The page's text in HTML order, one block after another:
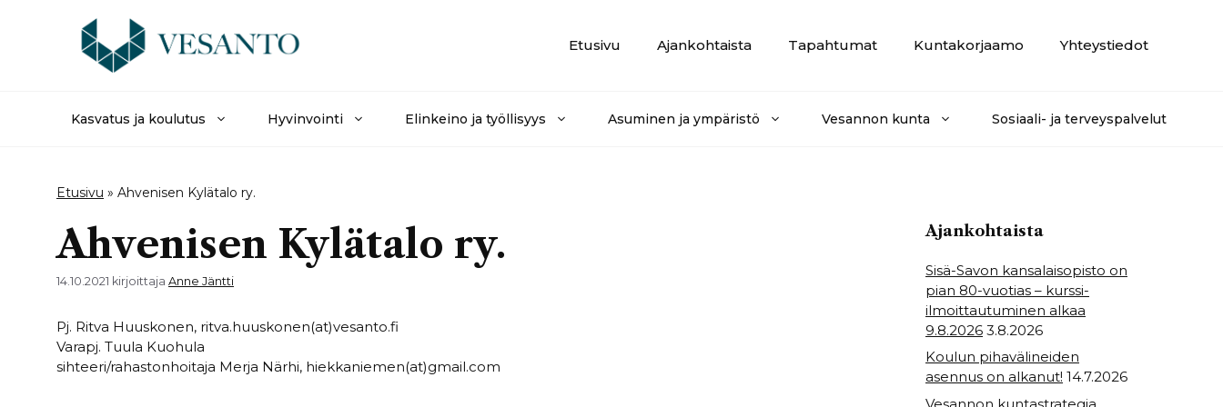
Etusivu
Ajankohtaista Tapahtumat Kuntakorjaamo Yhteystiedot
Kasvatus ja koulutus Hyvinvointi Elinkeino ja työllisyys Asuminen ja ympäristö Vesannon kunta Sosiaali- ja terveyspalvelut
Etusivu » Ahvenisen Kylätalo ry.
Ahvenisen Kylätalo ry.
14.10.2021 kirjoittaja Anne Jäntti
Pj. Ritva Huuskonen, ritva.huuskonen(at)vesanto.fi
Varapj. Tuula Kuohula
sihteeri/rahastonhoitaja Merja Närhi, hiekkaniemen(at)gmail.com
Ajankohtaista
Sisä-Savon kansalaisopisto on
pian 80-vuotias – kurssi-
ilmoittautuminen alkaa
9.8.2026 3.8.2026
Koulun pihavälineiden
asennus on alkanut! 14.7.2026